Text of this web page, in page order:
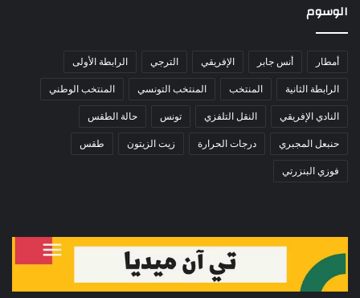
الوسوم
أمطار أنس جابر الإفريقي الترجي الرابطة الأولى
الرابطة الثانية المنتخب المنتخب التونسي المنتخب الوطني
النادي الإفريقي النقل التلفزي تونس حالة الطقس
حنبعل المجبري درجات الحرارة زيت الزيتون طقس
فوزي البنزرتي